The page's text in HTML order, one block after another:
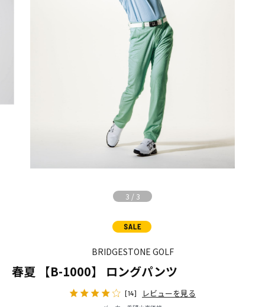
3 / 3
BRIDGESTONE GOLF
春夏 【B-1000】 ロングパンツ
[14] レビューを見る